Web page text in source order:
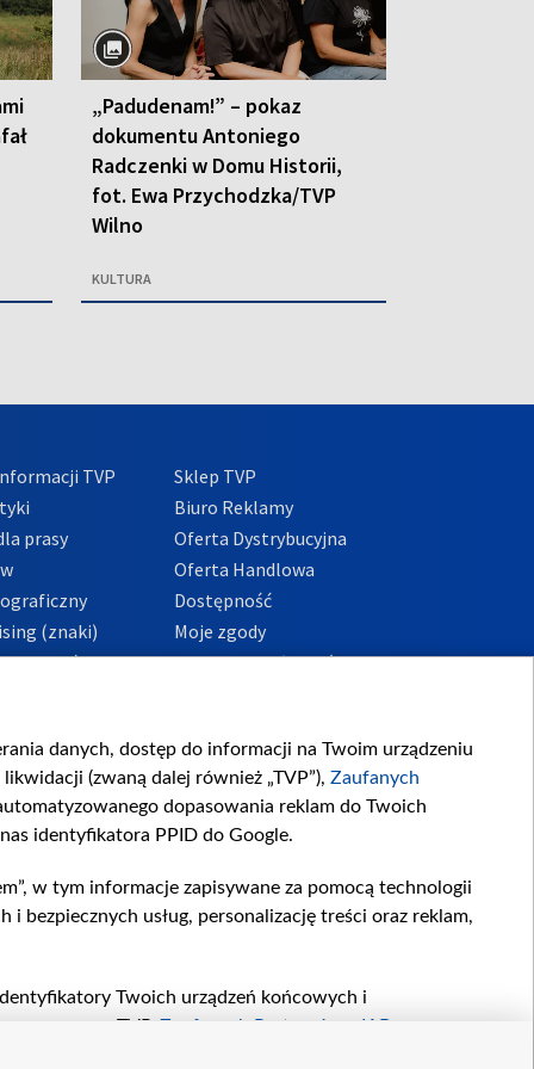
„Padudenam!” – pokaz
dokumentu Antoniego
Radczenki w Domu Historii,
fot. Ewa Przychodzka/TVP
Wilno
KULTURA
TVP
prasy
(znaki)
Sklep TVP
Biuro Reklamy
Oferta Dystrybucyjna
Oferta Handlowa
Dostępność
Moje zgody
Procedura zgłoszeń
danych, dostęp do informacji na Twoim urządzeniu
(zwaną dalej również „TVP”), Zaufanych
dopasowania reklam do Twoich
identyfikatora PPID do Google.
w tym informacje zapisywane za pomocą technologii
usług, personalizację treści oraz reklam,
Twoich urządzeń końcowych i
przez TVP, Zaufanych Partnerów z IAB